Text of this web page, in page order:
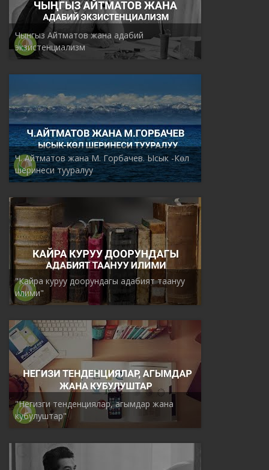
Чынгыз Айтматов жана адабий
экзистенциализм
Ч. Айтматов жана М. Горбачев. Ысык -Көл
шеринеси тууралуу
"Кайра куруу доорундагы адабият таануу
илими"
"Негизги тенденциялар, агымдар жана
кубулуштар"